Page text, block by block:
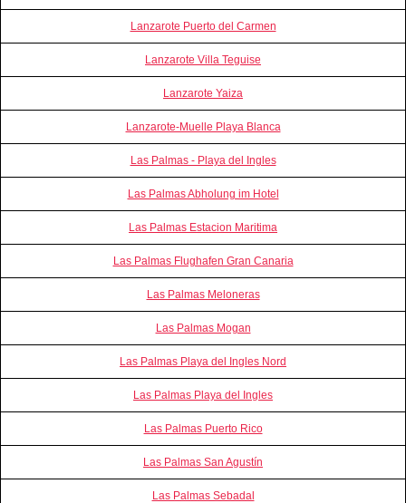
Lanzarote Puerto del Carmen
Lanzarote Villa Teguise
Lanzarote Yaiza
Lanzarote-Muelle Playa Blanca
Las Palmas - Playa del Ingles
Las Palmas Abholung im Hotel
Las Palmas Estacion Maritima
Las Palmas Flughafen Gran Canaria
Las Palmas Meloneras
Las Palmas Mogan
Las Palmas Playa del Ingles Nord
Las Palmas Playa del Ingles
Las Palmas Puerto Rico
Las Palmas San Agustín
Las Palmas Sebadal